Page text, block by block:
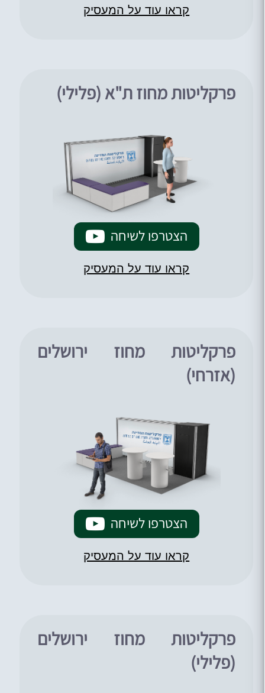
קראו עוד על המעסיק
פרקליטות מחוז ת"א (פלילי)
הצטרפו לשיחה
קראו עוד על המעסיק
פרקליטות מחוז ירושלים
(אזרחי)
הצטרפו לשיחה
קראו עוד על המעסיק
פרקליטות מחוז ירושלים
(פלילי)